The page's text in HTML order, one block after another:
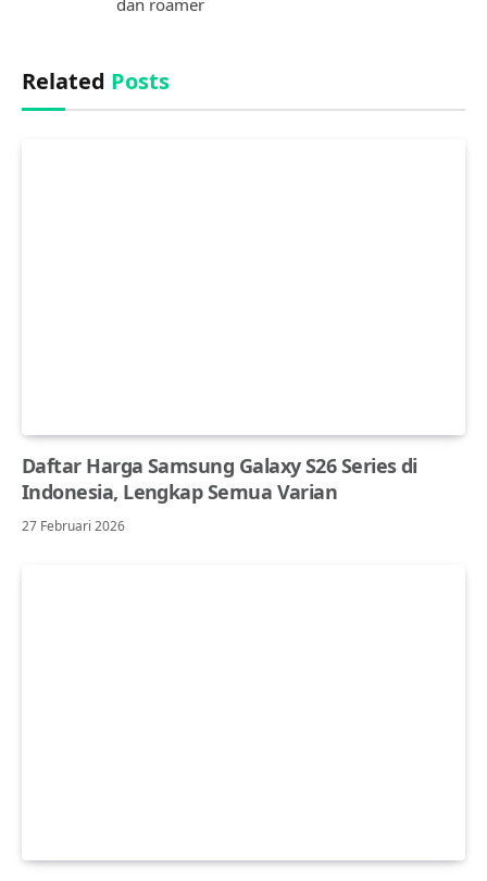
dan roamer
Related Posts
Daftar Harga Samsung Galaxy S26 Series di
Indonesia, Lengkap Semua Varian
27 Februari 2026